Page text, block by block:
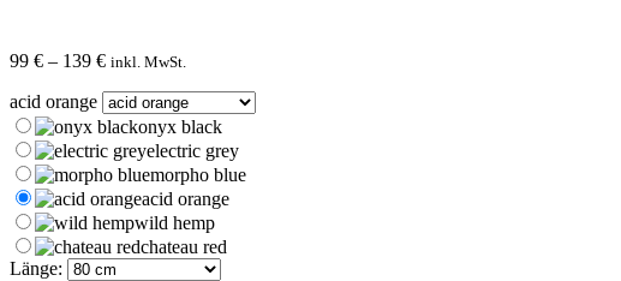
99 € – 139 €Preisspanne:
bis
139 €
inkl. MwSt.
acid orange
onyx black
electric grey
morpho blue
acid orange
wild hemp
chateau red
Länge: